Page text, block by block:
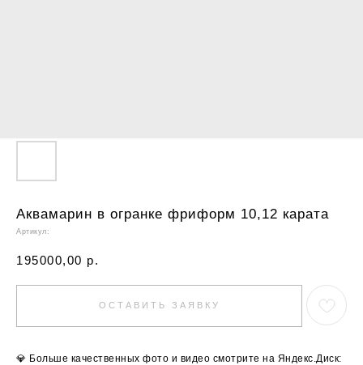
Аквамарин в огранке фриформ 10,12 карата
Артикул:
195000,00 р.
ОСТАВИТЬ ЗАЯВКУ
💎 Больше качественных фото и видео смотрите на Яндекс.Диск: